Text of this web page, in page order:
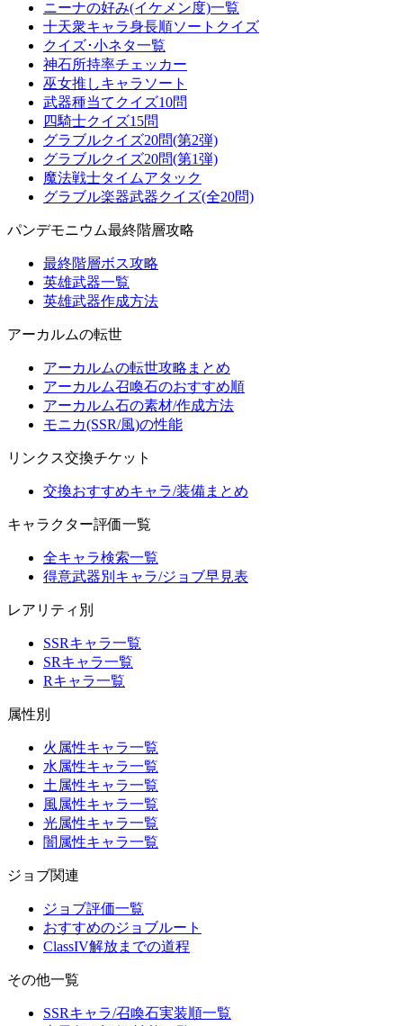
ニーナの好み(イケメン度)一覧
十天衆キャラ身長順ソートクイズ
クイズ･小ネタ一覧
神石所持率チェッカー
巫女推しキャラソート
武器種当てクイズ10問
四騎士クイズ15問
グラブルクイズ20問(第2弾)
グラブルクイズ20問(第1弾)
魔法戦士タイムアタック
グラブル楽器武器クイズ(全20問)
パンデモニウム最終階層攻略
最終階層ボス攻略
英雄武器一覧
英雄武器作成方法
アーカルムの転世
アーカルムの転世攻略まとめ
アーカルム召喚石のおすすめ順
アーカルム石の素材/作成方法
モニカ(SSR/風)の性能
リンクス交換チケット
交換おすすめキャラ/装備まとめ
キャラクター評価一覧
全キャラ検索一覧
得意武器別キャラ/ジョブ早見表
レアリティ別
SSRキャラ一覧
SRキャラ一覧
Rキャラ一覧
属性別
火属性キャラ一覧
水属性キャラ一覧
土属性キャラ一覧
風属性キャラ一覧
光属性キャラ一覧
闇属性キャラ一覧
ジョブ関連
ジョブ評価一覧
おすすめのジョブルート
ClassIV解放までの道程
その他一覧
SSRキャラ/召喚石実装順一覧